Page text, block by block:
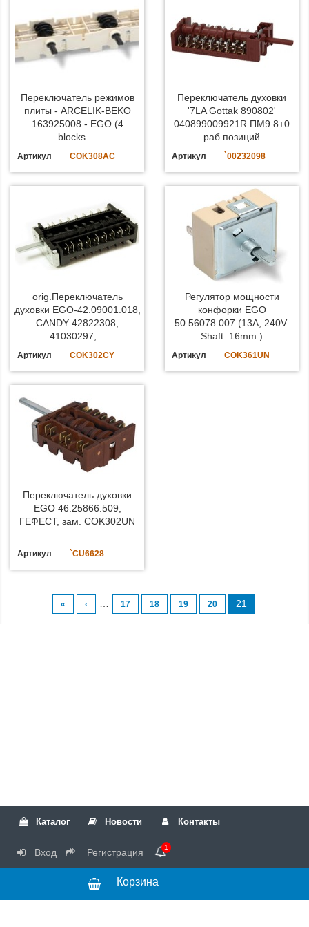
Переключатель режимов
плиты - ARCELIK-BEKO
163925008 - EGO (4
blocks....
Артикул COK308AC
Переключатель духовки
'7LA Gottak 890802'
040899009921R ПМ9 8+0
раб.позиций
Артикул `00232098
orig.Переключатель
духовки EGO-42.09001.018,
CANDY 42822308,
41030297,...
Артикул COK302CY
Регулятор мощности
конфорки EGO
50.56078.007 (13A, 240V.
Shaft: 16mm.)
Артикул COK361UN
Переключатель духовки
EGO 46.25866.509,
ГЕФЕСТ, зам. COK302UN
Артикул `CU6628
« ‹ 17 18 19 20 21
Каталог Новости Контакты
Вход Регистрация 1
Корзина